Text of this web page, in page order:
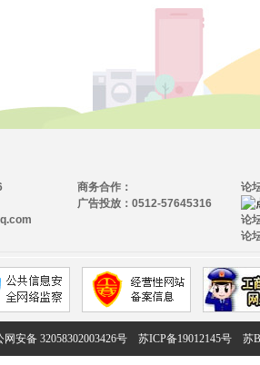
论
论
论
商务合作：
广告投放：0512-57645316
网安备 32058302003426号 苏ICP备19012145号 苏